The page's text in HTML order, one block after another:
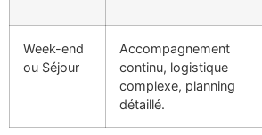
Week-end
ou Séjour
Accompagnement
continu, logistique
complexe, planning
détaillé.